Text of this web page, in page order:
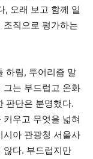
, 오래 보고 함께 일
직으로 평가하는
하림, 투어리즘 말
그는 부드럽고 온화
판단은 분명했다.
우고 무엇을 넓혀
시아 관광청 서울사
않다. 부드럽지만